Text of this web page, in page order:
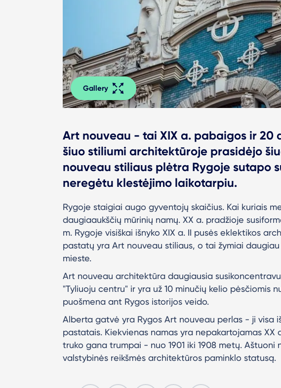
Gallery
Art nouveau - tai XIX a. pabaigos ir 20
šiuo stiliumi architektūroje prasidėjo
nouveau stiliaus plėtra Rygoje sutapo
neregėtu klestėjimo laikotarpiu.
Rygoje staigiai augo gyventojų skaičius. Kai kuriais
daugiaaukščių mūrinių namų. XX a. pradžioje
m. Rygoje visiškai išnyko XIX a. II pusės eklektikos
pastatų yra Art nouveau stiliaus, o tai žymiai
mieste.
Art nouveau architektūra daugiausia
"Tyliuoju centru" ir yra už 10 minučių kelio pėsčiomis
puošmena ant Rygos istorijos veido.
Alberta gatvė yra Rygos Art nouveau perlas - ji visa
pastatais. Kiekvienas namas yra nepakartojamas
truko gana trumpai - nuo 1901 iki 1908 metų.
valstybinės reikšmės architektūros paminklo statusą.